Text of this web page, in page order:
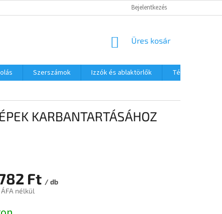
Bejelentkezés
KOSÁR
Üres kosár
Szerszámok Izzók és ablaktörlők
Téli termékek
KARBANTARTÁSÁHOZ
Ft / db
nélkül